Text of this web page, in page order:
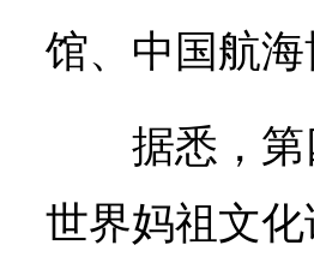
馆、中国航海
据悉，
世界妈祖文